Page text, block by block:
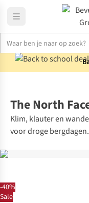
-40%
Sale
The North
Klim, klauter en
voor droge bergdagen.